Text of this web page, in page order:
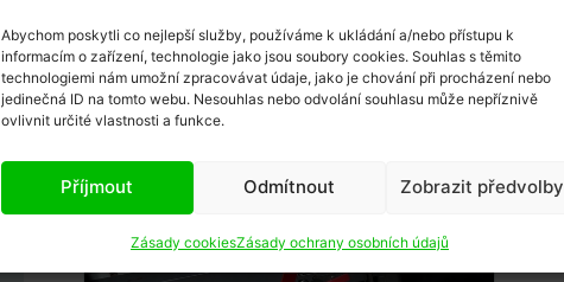
Abychom poskytli co nejlepší služby, používáme k ukládání a/nebo přístupu k
informacím o zařízení, technologie jako jsou soubory cookies. Souhlas s těmito
technologiemi nám umožní zpracovávat údaje, jako je chování při procházení nebo
jedinečná ID na tomto webu. Nesouhlas nebo odvolání souhlasu může nepříznivě
ovlivnit určité vlastnosti a funkce.
Příjmout Odmítnout Zobrazit předvolby
Zásady cookiesZásady ochrany osobních údajů
rozhodně nebojí. Na konci května Trumpův
PR team vydal sérii tweet...